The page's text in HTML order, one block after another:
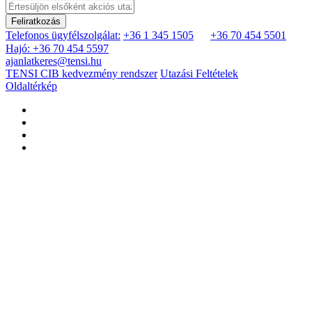
Feliratkozás
Telefonos ügyfélszolgálat: +36 1 345 1505
+36 70 454 5501
Hajó: +36 70 454 5597
ajanlatkeres@tensi.hu
TENSI CIB kedvezmény rendszer Utazási Feltételek
Oldaltérkép